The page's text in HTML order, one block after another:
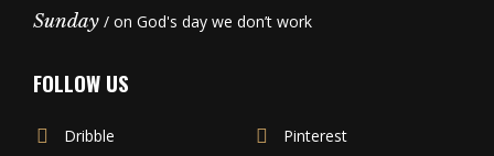
Sunday / on God's day we don’t work
FOLLOW US
Dribble Pinterest